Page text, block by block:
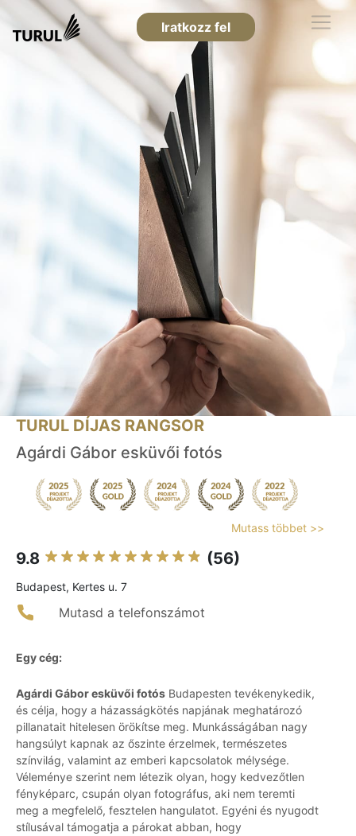
Iratkozz fel
TURUL DÍJAS RANGSOR
Agárdi Gábor esküvői fotós
Mutass többet >>
9.8 (56)
Budapest, Kertes u. 7
Mutasd a telefonszámot
Egy cég:
Agárdi Gábor esküvői fotós Budapesten tevékenykedik,
és célja, hogy a házasságkötés napjának meghatározó
pillanatait hitelesen örökítse meg. Munkásságában nagy
hangsúlyt kapnak az őszinte érzelmek, természetes
színvilág, valamint az emberi kapcsolatok mélysége.
Véleménye szerint nem létezik olyan, hogy kedvezőtlen
fényképarc, csupán olyan fotográfus, aki nem teremti
meg a megfelelő, fesztelen hangulatot. Egyéni és nyugodt
stílusával támogatja a párokat abban, hogy